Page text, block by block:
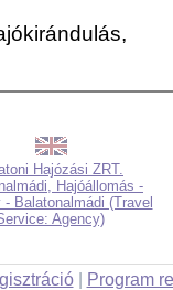
Hajózási ZRT.
Hajóállomás -
- Balatonalmádi (Travel
Agency)
| Program